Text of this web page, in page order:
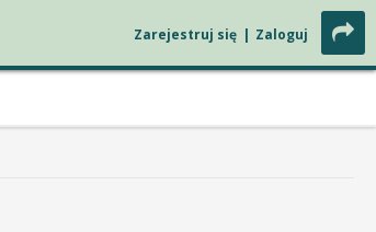
Zarejestruj się | Zaloguj